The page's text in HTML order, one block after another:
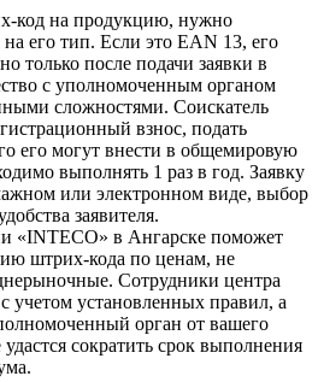
код на продукцию, нужно
его тип. Если это EAN 13, его
только после подачи заявки в
с уполномоченным органом
сложностями. Соискатель
взнос, подать
его могут внести в общемировую
выполнять 1 раз в год. Заявку
или электронном виде, выбор
заявителя.
«INTECO» в Ангарске поможет
штрих-кода по ценам, не
Сотрудники центра
учетом установленных правил, а
орган от вашего
сократить срок выполнения